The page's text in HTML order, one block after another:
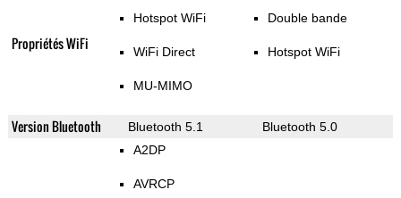
Propriétés WiFi
Hotspot WiFi
WiFi Direct
MU-MIMO
Double bande
Hotspot WiFi
Version Bluetooth Bluetooth 5.1 Bluetooth 5.0
A2DP
AVRCP